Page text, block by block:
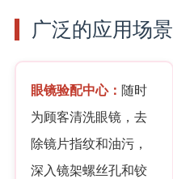
广泛的应用场景
眼镜验配中心： 随时
为顾客清洗眼镜，去
除镜片指纹和油污，
深入镜架螺丝孔和铰